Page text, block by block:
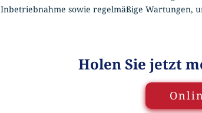
Inbetriebnahme sowie regelmäßige Wartungen,
Holen Sie jetzt